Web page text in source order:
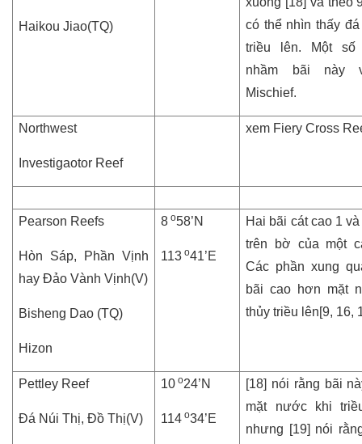
Haikou Jiao(TQ)
có thể nhìn thấy
triều lên. Một
nhầm bãi này
Mischief.
Northwest
Investigaotor Reef
xem Fiery Cross
Pearson Reefs
Hòn Sáp, Phần Vịnh
hay Đảo Vành Vịnh(V)
Bisheng Dao (TQ)
Hizon
8 o58’N
113 o41’E
Hai bãi cát cao 1
trên bờ của một
Các phần xung
bãi cao hơn mặt
thủy triều lên[9, 16,
Pettley Reef
Đá Núi Thị, Đồ Thị(V)
10 o24’N
114 o34’E
[18] nói rằng bãi
mặt nước khi
nhưng [19] nói